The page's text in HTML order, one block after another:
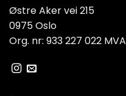
Østre Aker vei 215
0975 Oslo
Org. nr: 933 227 022 MVA